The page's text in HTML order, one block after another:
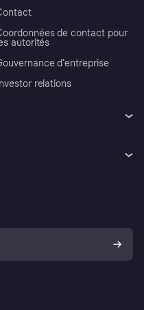
de contact pour
autorités
d’entreprise
relations